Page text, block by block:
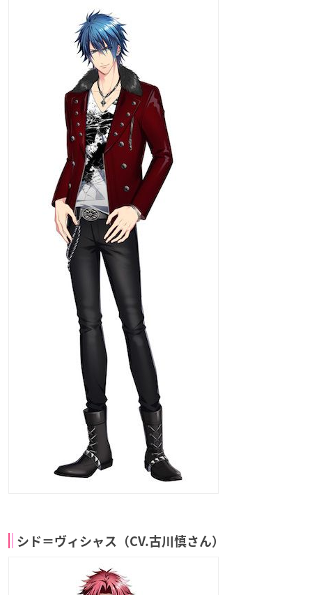
シド＝ヴィシャス（CV.古川慎さん）